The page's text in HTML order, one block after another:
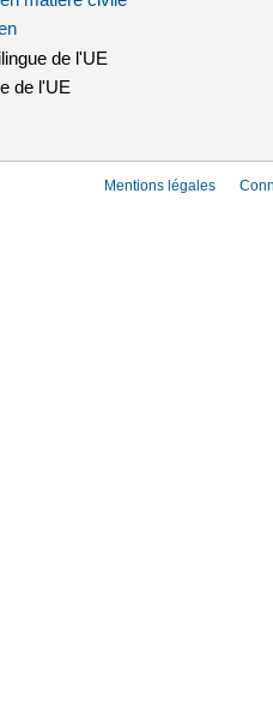
(le lien est externe)
de l'UE
de l'UE
Mentions légales